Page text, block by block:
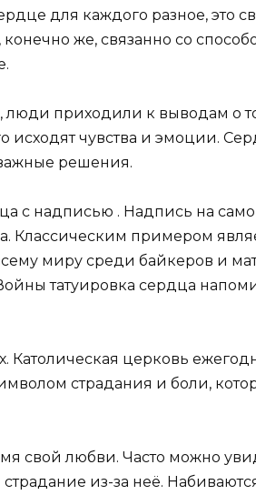
для каждого разное, это
же, связанно со
люди приходили к выводам о
исходят чувства и эмоции.
решения.
с надписью . Надпись на
Классическим примером
миру среди байкеров и
татуировка сердца
Католическая церковь
страдания и боли,
свой любви. Часто можно
из-за неё.